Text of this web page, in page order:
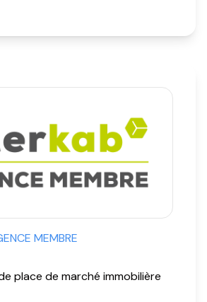
MEMBRE
place de marché immobilière